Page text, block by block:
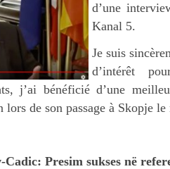
d’une
Kanal 5.
Je suis
d’intérêt
j’ai bénéficié d’une
lors de son passage à Skopje
Cadic: Presim sukses në